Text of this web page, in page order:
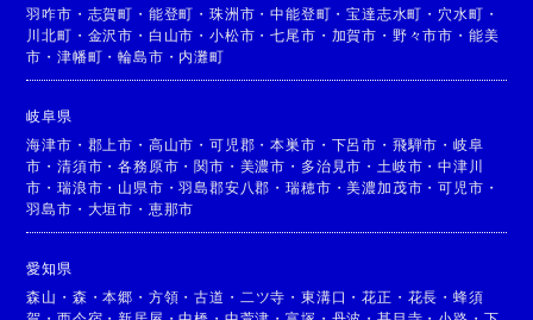
羽咋市 ・ 志賀町 ・ 能登町 ・珠洲市 ・中能登町 ・宝達志水町 ・ 穴水町 ・
川北町 ・ 金沢市 ・ 白山市 ・小松市 ・七尾市 ・ 加賀市 ・ 野々市市 ・ 能美
市 ・津幡町 ・輪島市 ・ 内灘町
岐阜県
海津市 ・ 郡上市 ・ 高山市 ・可児郡 ・本巣市 ・ 下呂市 ・ 飛騨市 ・ 岐阜
市 ・清須市 ・各務原市 ・関市 ・ 美濃市 ・ 多治見市 ・ 土岐市 ・中津川
市 ・瑞浪市 ・ 山県市 ・羽島郡安八郡 ・瑞穂市 ・美濃加茂市 ・可児市 ・
羽島市 ・ 大垣市 ・ 恵那市
愛知県
森山 ・ 森 ・本郷 ・ 方領 ・古道 ・ 二ツ寺 ・ 東溝口 ・花正 ・ 花長 ・ 蜂須